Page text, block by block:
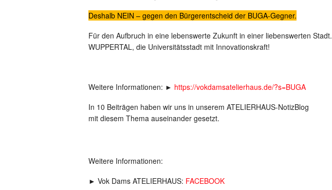
Deshalb NEIN – gegen den Bürgerentscheid der BUGA-Gegner.
Für den Aufbruch in eine lebenswerte Zukunft in einer liebenswerten Stadt.
WUPPERTAL, die Universitätsstadt mit Innovationskraft!
Weitere Informationen: ► https://vokdamsatelierhaus.de/?s=BUGA
In 10 Beiträgen haben wir uns in unserem ATELIERHAUS-NotizBlog
mit diesem Thema auseinander gesetzt.
Weitere Informationen:
► Vok Dams ATELIERHAUS: FACEBOOK